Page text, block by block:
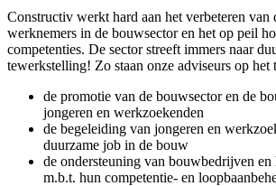
Constructiv werkt hard aan het verbeteren van
werknemers in de bouwsector en het op peil
competenties. De sector streeft immers naar
tewerkstelling! Zo staan onze adviseurs op het
de promotie van de bouwsector en de
jongeren en werkzoekenden
de begeleiding van jongeren en
duurzame job in de bouw
de ondersteuning van bouwbedrijven en
m.b.t. hun competentie- en